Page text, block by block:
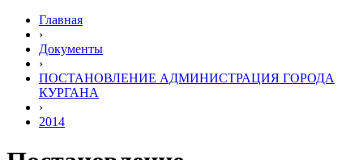
Главная
›
Документы
›
ПОСТАНОВЛЕНИЕ АДМИНИСТРАЦИЯ ГОРОДА
КУРГАНА
›
2014